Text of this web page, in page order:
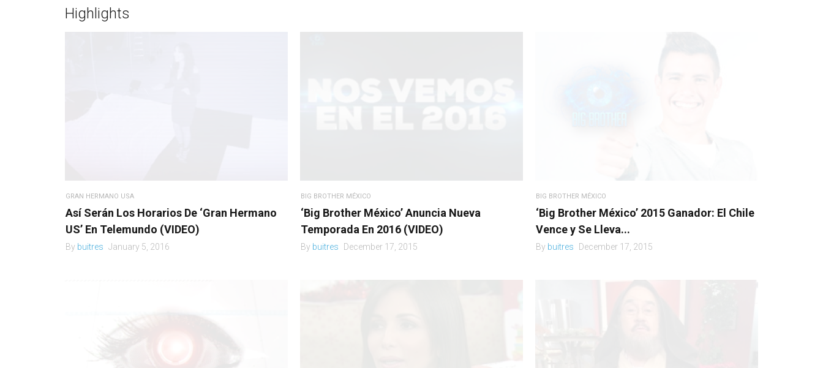
Highlights
GRAN HERMANO USA
Así Serán Los Horarios De ‘Gran Hermano
US’ En Telemundo (VIDEO)
By buitres January 5, 2016
BIG BROTHER MÉXICO
‘Big Brother México’ Anuncia Nueva
Temporada En 2016 (VIDEO)
By buitres December 17, 2015
BIG BROTHER MÉXICO
‘Big Brother México’ 2015 Ganador: El Chile
Vence y Se Lleva...
By buitres December 17, 2015